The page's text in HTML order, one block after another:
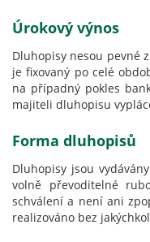
Úrokový výnos
Dluhopisy nesou pevné
je fixovaný po celé
na případný pokles
majiteli dluhopisu
Forma dluhopisů
Dluhopisy jsou
volně převoditelné
schválení a není ani
realizováno bez